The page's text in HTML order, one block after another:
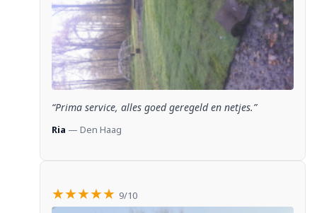
“Prima service, alles goed geregeld en netjes.”
Ria — Den Haag
★★★★★ 9/10